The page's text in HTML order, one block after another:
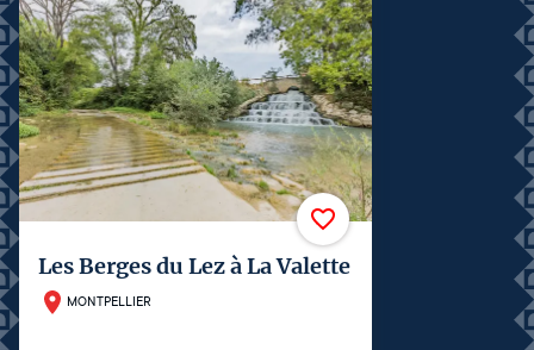
Les Berges du Lez à La Valette
MONTPELLIER